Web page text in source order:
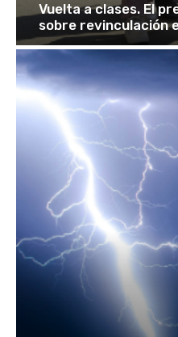
Vuelta a clases. El
sobre revinculación